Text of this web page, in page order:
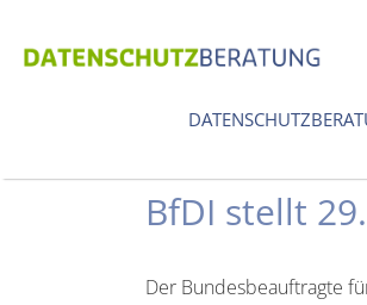
Inhalt
BfDI stellt
Der Bundesbeauftragte